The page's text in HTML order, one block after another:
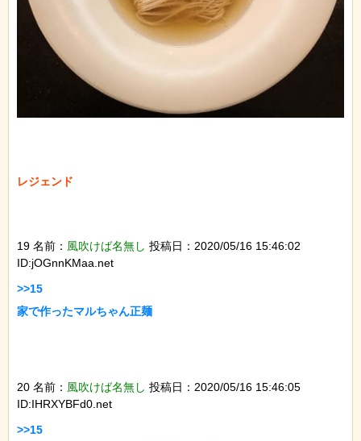
レジェンド
19 名前： 風吹けば名無し 投稿日：2020/05/16 15:46:02
ID:jOGnnKMaa.net
>>15
家で作ったマルちゃん正麺
20 名前： 風吹けば名無し 投稿日：2020/05/16 15:46:05
ID:IHRXYBFd0.net
>>15